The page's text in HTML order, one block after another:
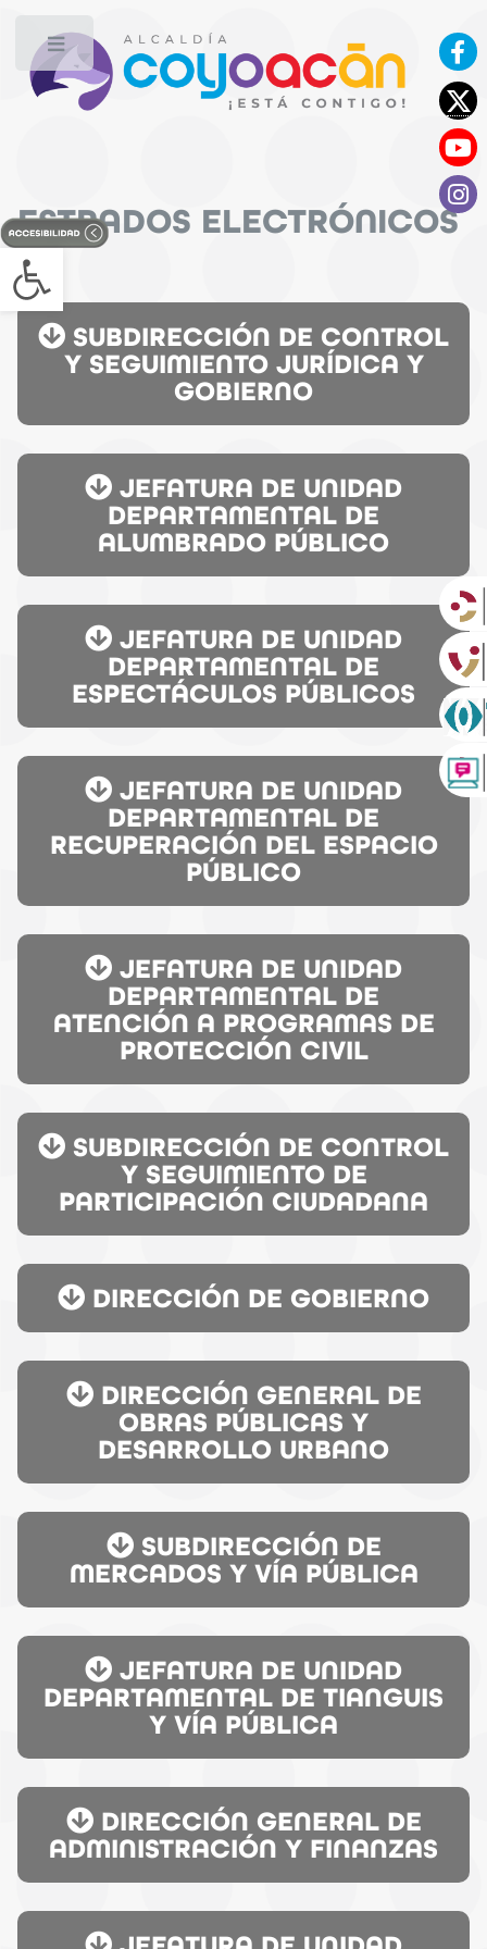
Open toolbar
ESTRADOS ELECTRÓNICOS
SUBDIRECCIÓN DE CONTROL
Y SEGUIMIENTO JURÍDICA Y
GOBIERNO
JEFATURA DE UNIDAD
DEPARTAMENTAL DE
ALUMBRADO PÚBLICO
JEFATURA DE UNIDAD
DEPARTAMENTAL DE
ESPECTÁCULOS PÚBLICOS
JEFATURA DE UNIDAD
DEPARTAMENTAL DE
RECUPERACIÓN DEL ESPACIO
PÚBLICO
JEFATURA DE UNIDAD
DEPARTAMENTAL DE
ATENCIÓN A PROGRAMAS DE
PROTECCIÓN CIVIL
SUBDIRECCIÓN DE CONTROL
Y SEGUIMIENTO DE
PARTICIPACIÓN CIUDADANA
DIRECCIÓN DE GOBIERNO
DIRECCIÓN GENERAL DE
OBRAS PÚBLICAS Y
DESARROLLO URBANO
SUBDIRECCIÓN DE
MERCADOS Y VÍA PÚBLICA
JEFATURA DE UNIDAD
DEPARTAMENTAL DE TIANGUIS
Y VÍA PÚBLICA
DIRECCIÓN GENERAL DE
ADMINISTRACIÓN Y FINANZAS
Toggle